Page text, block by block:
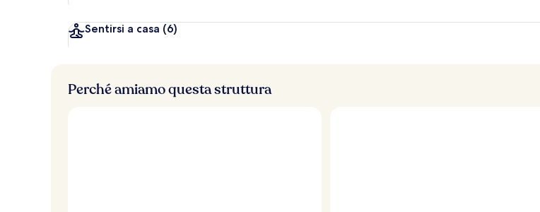
Sentirsi a casa (6)
Perché amiamo questa struttura